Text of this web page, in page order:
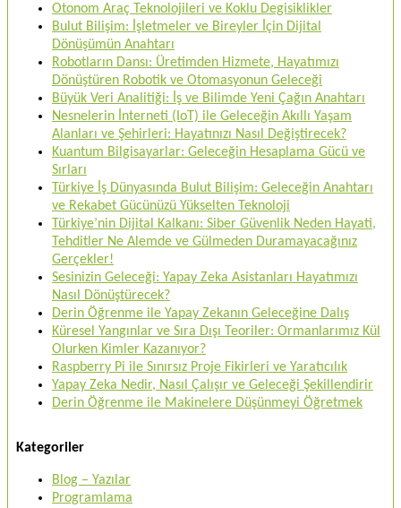
Otonom Araç Teknolojileri ve Koklu Degisiklikler
Bulut Bilişim: İşletmeler ve Bireyler İçin Dijital
Dönüşümün Anahtarı
Robotların Dansı: Üretimden Hizmete, Hayatımızı
Dönüştüren Robotik ve Otomasyonun Geleceği
Büyük Veri Analitiği: İş ve Bilimde Yeni Çağın Anahtarı
Nesnelerin İnterneti (IoT) ile Geleceğin Akıllı Yaşam
Alanları ve Şehirleri: Hayatınızı Nasıl Değiştirecek?
Kuantum Bilgisayarlar: Geleceğin Hesaplama Gücü ve
Sırları
Türkiye İş Dünyasında Bulut Bilişim: Geleceğin Anahtarı
ve Rekabet Gücünüzü Yükselten Teknoloji
Türkiye’nin Dijital Kalkanı: Siber Güvenlik Neden Hayati,
Tehditler Ne Alemde ve Gülmeden Duramayacağınız
Gerçekler!
Sesinizin Geleceği: Yapay Zeka Asistanları Hayatımızı
Nasıl Dönüştürecek?
Derin Öğrenme ile Yapay Zekanın Geleceğine Dalış
Küresel Yangınlar ve Sıra Dışı Teoriler: Ormanlarımız Kül
Olurken Kimler Kazanıyor?
Raspberry Pi ile Sınırsız Proje Fikirleri ve Yaratıcılık
Yapay Zeka Nedir, Nasıl Çalışır ve Geleceği Şekillendirir
Derin Öğrenme ile Makinelere Düşünmeyi Öğretmek
Kategoriler
Blog – Yazılar
Programlama